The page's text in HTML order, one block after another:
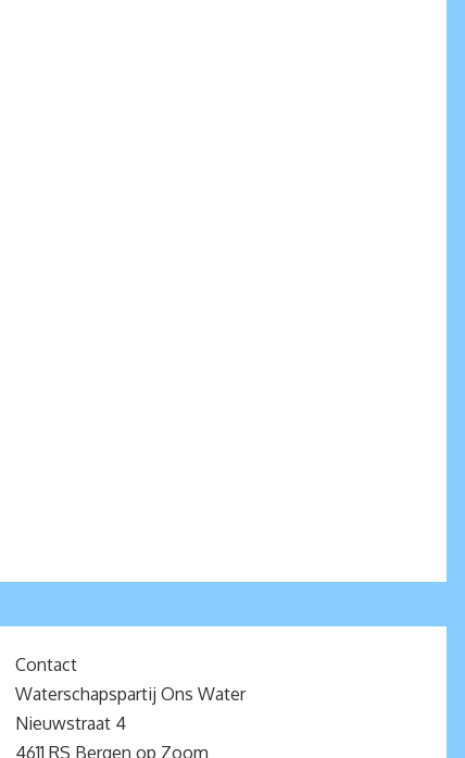
Contact
Waterschapspartij Ons Water
Nieuwstraat 4
4611 RS Bergen op Zoom